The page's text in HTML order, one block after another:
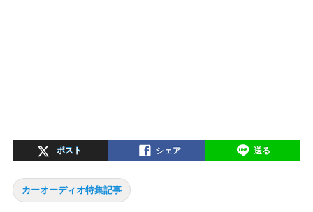
ポスト シェア 送る
カーオーディオ特集記事